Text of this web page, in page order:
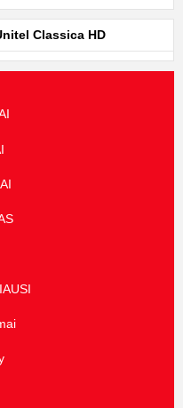
Classica HD